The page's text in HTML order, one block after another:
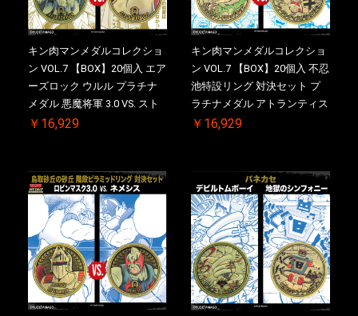
キン肉マンメダルコレクショ
ン VOL.7 【BOX】20個入 エア
ーズロック ウルル プラチナ
メダル 悪魔将軍 3.0 VS. スト
ロング・ザ・武道【初回購入
2026/10/30 一斉出荷予定
￥16,929
キン肉マンメダルコレクショ
ン VOL.7 【BOX】20個入 不忍
池特設リング 対決セット プ
ラチナメダル アトランティス
ドライバー VS.ネックカット
メダル(非売品)付
￥16,929